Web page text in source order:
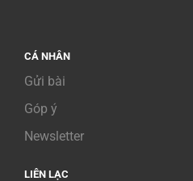
CÁ NHÂN
Gửi bài
Góp ý
Newsletter
LIÊN LẠC